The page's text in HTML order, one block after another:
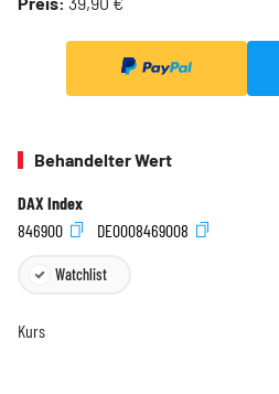
Behandelter Wert
DAX Index
846900
DE0008469008
Watchlist
Kurs